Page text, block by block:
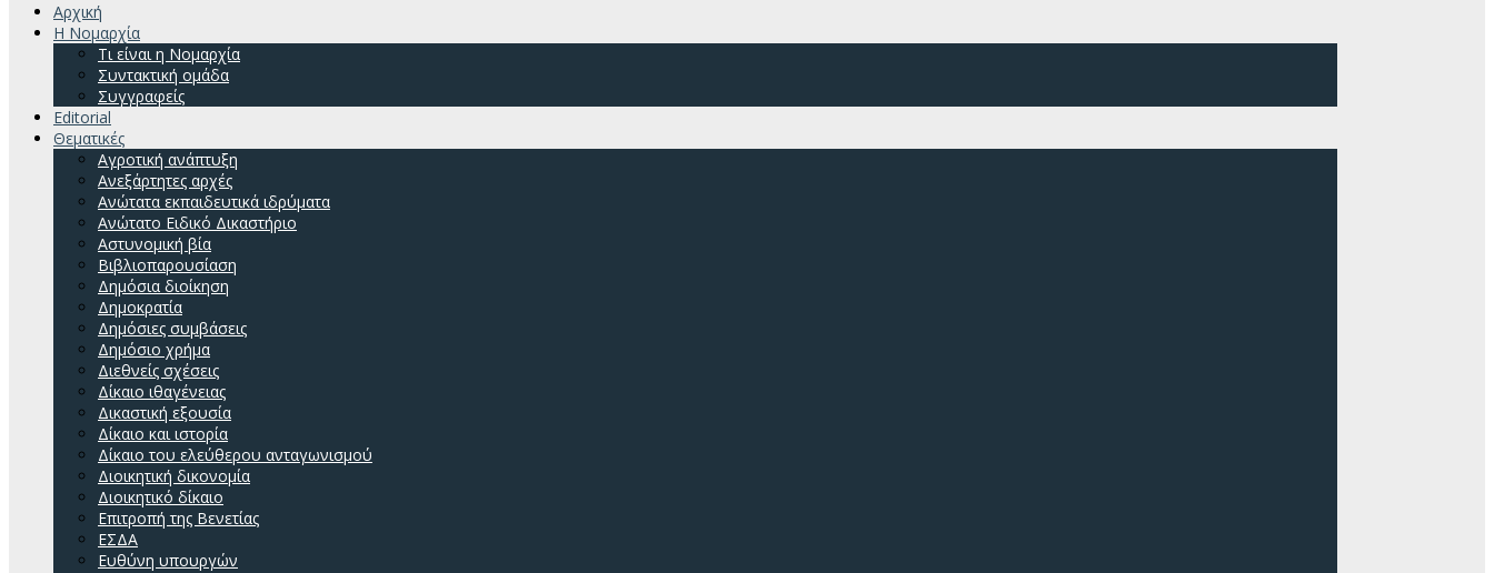
Αρχική
H Νομαρχία
Τι είναι η Νομαρχία
Συντακτική ομάδα
Συγγραφείς
Editorial
Θεματικές
Αγροτική ανάπτυξη
Ανεξάρτητες αρχές
Ανώτατα εκπαιδευτικά ιδρύματα
Ανώτατο Ειδικό Δικαστήριο
Αστυνομική βία
Βιβλιοπαρουσίαση
Δημόσια διοίκηση
Δημοκρατία
Δημόσιες συμβάσεις
Δημόσιο χρήμα
Διεθνείς σχέσεις
Δίκαιο ιθαγένειας
Δικαστική εξουσία
Δίκαιο και ιστορία
Δίκαιο του ελεύθερου ανταγωνισμού
Διοικητική δικονομία
Διοικητικό δίκαιο
Επιτροπή της Βενετίας
ΕΣΔΑ
Ευθύνη υπουργών